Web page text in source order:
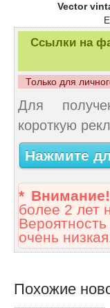
Vector
Ссылки на
Только для
Для
короткую
Нажмите
* Внимание!
более 2 лет
очень
Похожие